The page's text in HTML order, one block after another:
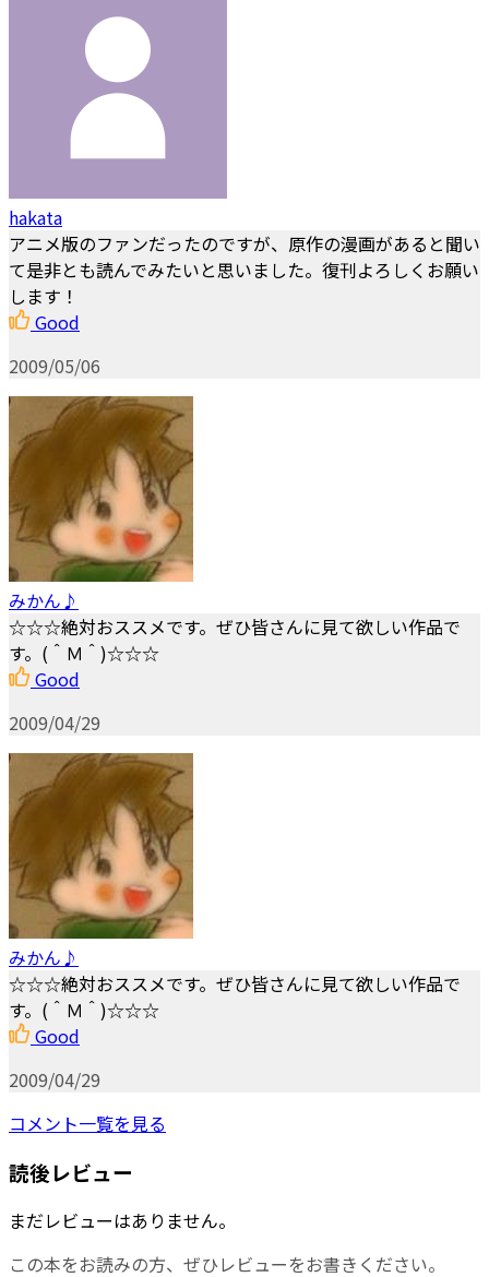
hakata
アニメ版のファンだったのですが、原作の漫画があると聞い
て是非とも読んでみたいと思いました。復刊よろしくお願い
します！
Good
2009/05/06
みかん♪
☆☆☆絶対おススメです。ぜひ皆さんに見て欲しい作品で
す。(＾Ｍ＾)☆☆☆
Good
2009/04/29
みかん♪
☆☆☆絶対おススメです。ぜひ皆さんに見て欲しい作品で
す。(＾Ｍ＾)☆☆☆
Good
2009/04/29
コメント一覧を見る
読後レビュー
まだレビューはありません。
この本をお読みの方、ぜひレビューをお書きください。